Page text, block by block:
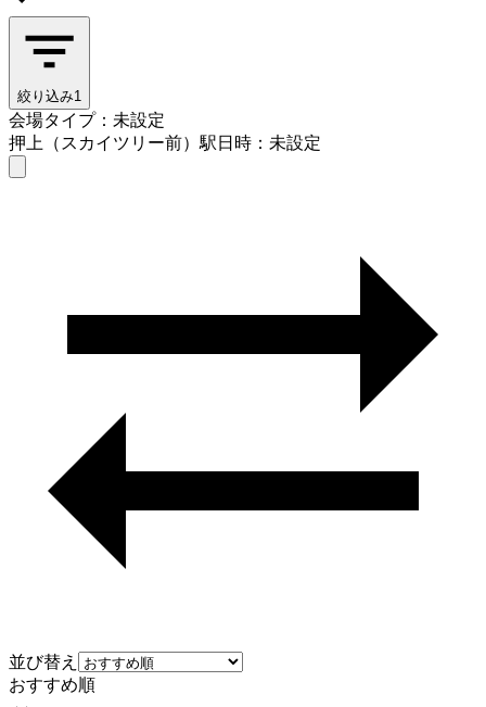
絞り込み1
会場タイプ：未設定
押上（スカイツリー前）駅日時：未設定
並び替え
おすすめ順